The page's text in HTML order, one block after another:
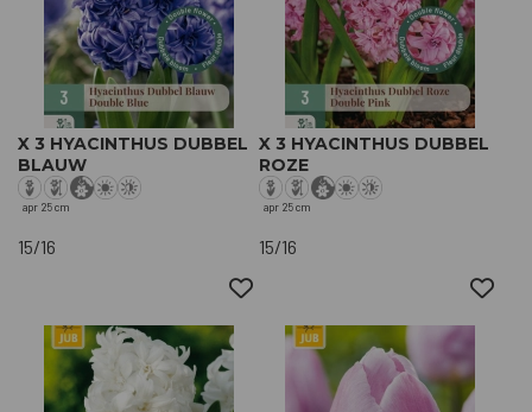
X 3 HYACINTHUS DUBBEL
BLAUW
apr 25 cm
15/16
X 3 HYACINTHUS DUBBEL
ROZE
apr 25 cm
15/16